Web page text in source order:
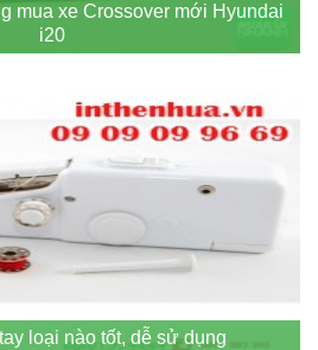
mua xe Crossover mới Hyundai
i20
loại nào tốt, dễ sử dụng